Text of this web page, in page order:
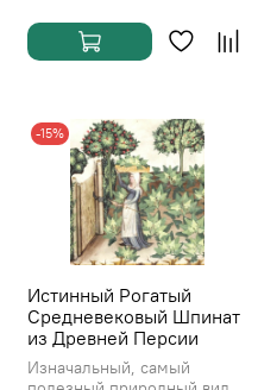
-15%
Истинный Рогатый
Средневековый Шпинат
из Древней Персии
Изначальный, самый